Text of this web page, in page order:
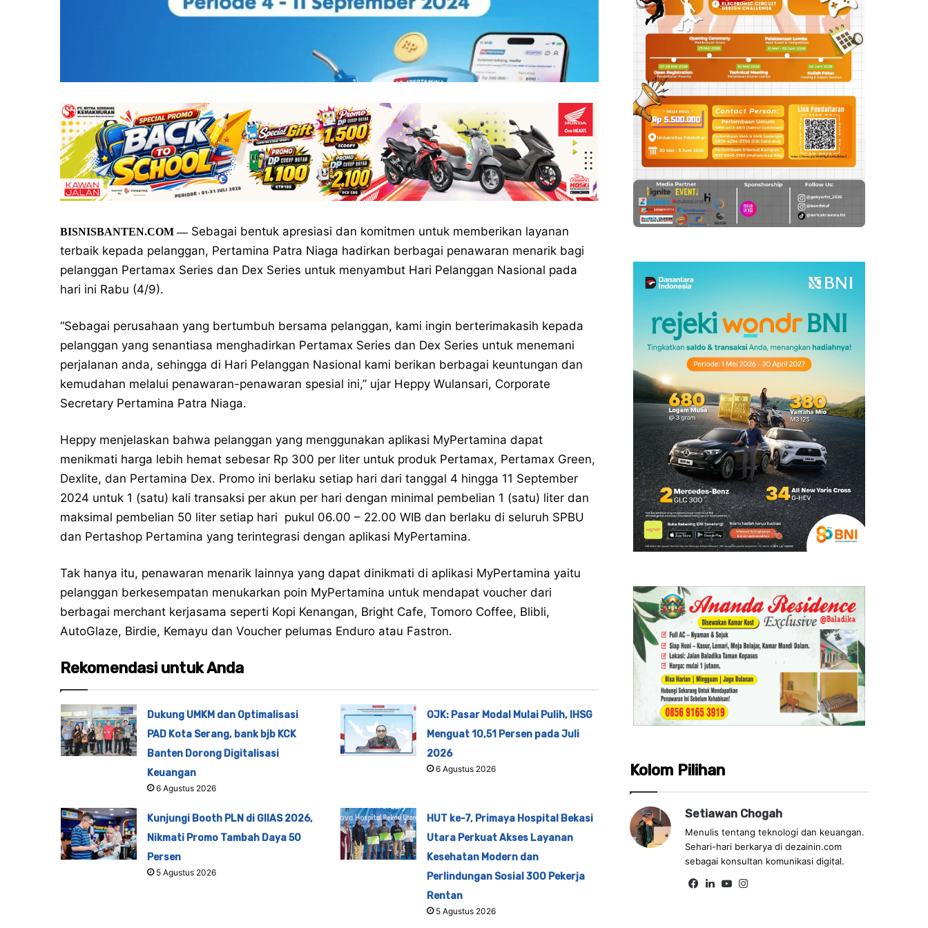
BISNISBANTEN.COM—Sebagai bentuk apresiasi dan komitmen untuk memberikan layanan
terbaik kepada pelanggan, Pertamina Patra Niaga hadirkan berbagai penawaran menarik bagi
pelanggan Pertamax Series dan Dex Series untuk menyambut Hari Pelanggan Nasional pada
hari ini Rabu (4/9).
“Sebagai perusahaan yang bertumbuh bersama pelanggan, kami ingin berterimakasih kepada
pelanggan yang senantiasa menghadirkan Pertamax Series dan Dex Series untuk menemani
perjalanan anda, sehingga di Hari Pelanggan Nasional kami berikan berbagai keuntungan dan
kemudahan melalui penawaran-penawaran spesial ini,” ujar Heppy Wulansari, Corporate
Secretary Pertamina Patra Niaga.
Heppy menjelaskan bahwa pelanggan yang menggunakan aplikasi MyPertamina dapat
menikmati harga lebih hemat sebesar Rp 300 per liter untuk produk Pertamax, Pertamax Green,
Dexlite, dan Pertamina Dex. Promo ini berlaku setiap hari dari tanggal 4 hingga 11 September
2024 untuk 1 (satu) kali transaksi per akun per hari dengan minimal pembelian 1 (satu) liter dan
maksimal pembelian 50 liter setiap hari pukul 06.00 – 22.00 WIB dan berlaku di seluruh SPBU
dan Pertashop Pertamina yang terintegrasi dengan aplikasi MyPertamina.
Tak hanya itu, penawaran menarik lainnya yang dapat dinikmati di aplikasi MyPertamina yaitu
pelanggan berkesempatan menukarkan poin MyPertamina untuk mendapat voucher dari
berbagai merchant kerjasama seperti Kopi Kenangan, Bright Cafe, Tomoro Coffee, Blibli,
AutoGlaze, Birdie, Kemayu dan Voucher pelumas Enduro atau Fastron.
Rekomendasi untuk Anda
Dukung UMKM dan Optimalisasi
PAD Kota Serang, bank bjb KCK
Banten Dorong Digitalisasi
Keuangan
6 Agustus 2026
OJK: Pasar Modal Mulai Pulih, IHSG
Menguat 10,51 Persen pada Juli
2026
6 Agustus 2026
Kunjungi Booth PLN di GIIAS 2026,
Nikmati Promo Tambah Daya 50
Persen
5 Agustus 2026
HUT ke-7, Primaya Hospital Bekasi
Utara Perkuat Akses Layanan
Kesehatan Modern dan
Perlindungan Sosial 300 Pekerja
Rentan
5 Agustus 2026
Kolom Pilihan
Setiawan Chogah
Menulis tentang teknologi dan keuangan.
Sehari-hari berkarya di dezainin.com
sebagai konsultan komunikasi digital.
Fa Lin Yo